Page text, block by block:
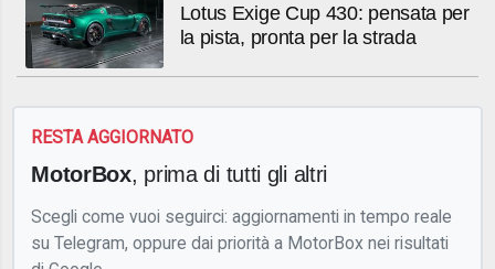
Lotus Exige Cup 430: pensata per
la pista, pronta per la strada
RESTA AGGIORNATO
MotorBox, prima di tutti gli altri
Scegli come vuoi seguirci: aggiornamenti in tempo reale
su Telegram, oppure dai priorità a MotorBox nei risultati